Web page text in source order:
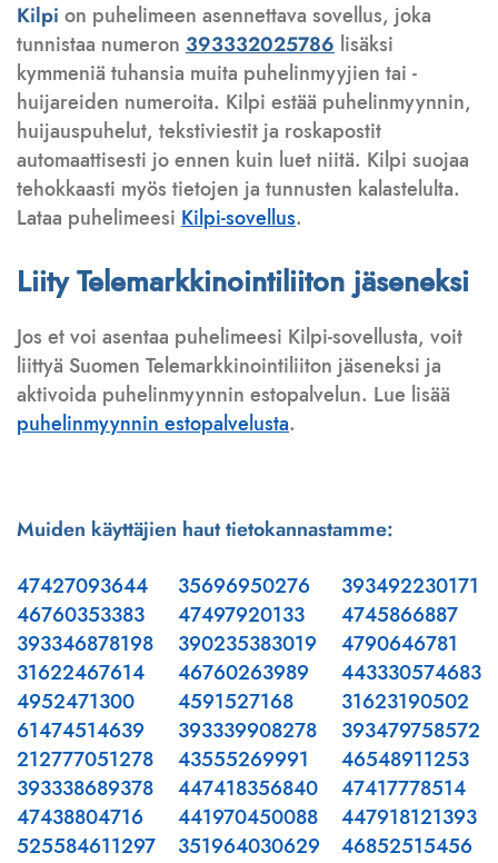
Kilpi on puhelimeen asennettava sovellus, joka
tunnistaa numeron 393332025786 lisäksi
kymmeniä tuhansia muita puhelinmyyjien tai -
huijareiden numeroita. Kilpi estää puhelinmyynnin,
huijauspuhelut, tekstiviestit ja roskapostit
automaattisesti jo ennen kuin luet niitä. Kilpi suojaa
tehokkaasti myös tietojen ja tunnusten kalastelulta.
Lataa puhelimeesi Kilpi-sovellus.
Liity Telemarkkinointiliiton jäseneksi
Jos et voi asentaa puhelimeesi Kilpi-sovellusta, voit
liittyä Suomen Telemarkkinointiliiton jäseneksi ja
aktivoida puhelinmyynnin estopalvelun. Lue lisää
puhelinmyynnin estopalvelusta.
Muiden käyttäjien haut tietokannastamme:
47427093644
46760353383
393346878198
31622467614
4952471300
61474514639
212777051278
393338689378
47438804716
525584611297
35696950276
47497920133
390235383019
46760263989
4591527168
393339908278
43555269991
447418356840
441970450088
351964030629
393492230171
4745866887
4790646781
443330574683
31623190502
393479758572
46548911253
47417778514
447918121393
46852515456